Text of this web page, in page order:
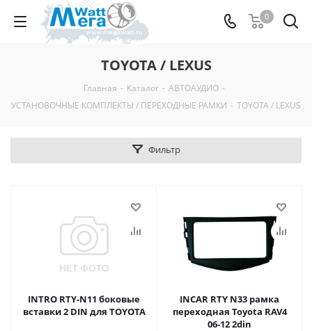
0
TOYOTA / LEXUS
Главная - Каталог - АВТОАУДИО -
УСТАНОВОЧНЫЕ КОМПЛЕКТЫ / ПЕРЕХОДНЫЕ РАМКИ - TOYOTA / LEXUS
Фильтр
INTRO RTY-N11 боковые
вставки 2 DIN для TOYOTA
INCAR RTY N33 рамка
переходная Toyota RAV4
06-12 2din